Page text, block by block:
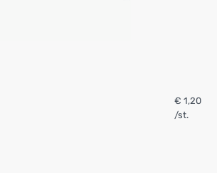
€ 1,20
/st.